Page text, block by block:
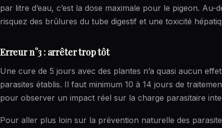
par litre d’eau, c’est la dose maximale pour le pigeon. Au-
risquez des brûlures du tube digestif et une toxicité
Erreur n°3 : arrêter trop tôt
Une cure de 5 jours avec des plantes n’a quasi aucun
parasites établis. Il faut minimum 10 à 14 jours de
pour observer un impact réel sur la charge parasitaire
Pour aller plus loin sur la prévention naturelle des